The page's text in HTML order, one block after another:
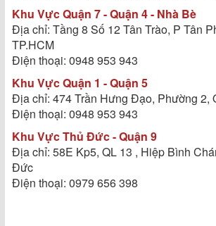
Khu Vực Quận 7 - Quận 4 - Nhà Bè
Địa chỉ: Tầng 8 Số 12 Tân Trào, P Tân
TP.HCM
Điện thoại: 0948 953 943
Khu Vực Quận 1 - Quận 5
Địa chỉ: 474 Trần Hưng Đạo, Phường 2,
Điện thoại: 0948 953 943
Khu Vực Thủ Đức - Quận 9
Địa chỉ: 58E Kp5, QL 13 , Hiệp Bình
Đức
Điện thoại: 0979 656 398